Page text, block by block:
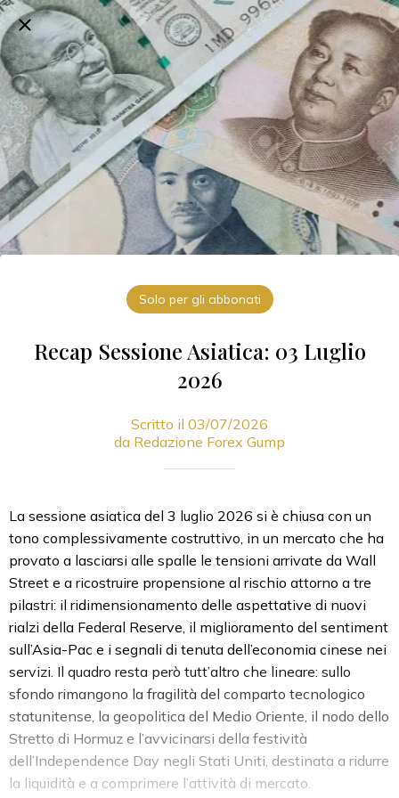
Solo per gli abbonati
Recap Sessione Asiatica: 03 Luglio
2026
Scritto il 03/07/2026
da Redazione Forex Gump
La sessione asiatica del 3 luglio 2026 si è chiusa con un
tono complessivamente costruttivo, in un mercato che ha
provato a lasciarsi alle spalle le tensioni arrivate da Wall
Street e a ricostruire propensione al rischio attorno a tre
pilastri: il ridimensionamento delle aspettative di nuovi
rialzi della Federal Reserve, il miglioramento del sentiment
sull’Asia-Pac e i segnali di tenuta dell’economia cinese nei
servizi. Il quadro resta però tutt’altro che lineare: sullo
sfondo rimangono la fragilità del comparto tecnologico
statunitense, la geopolitica del Medio Oriente, il nodo dello
Stretto di Hormuz e l’avvicinarsi della festività
dell’Independence Day negli Stati Uniti, destinata a ridurre
la liquidità e a comprimere l’attività di mercato.